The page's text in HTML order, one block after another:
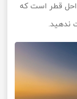
قطر است که
ندهید.